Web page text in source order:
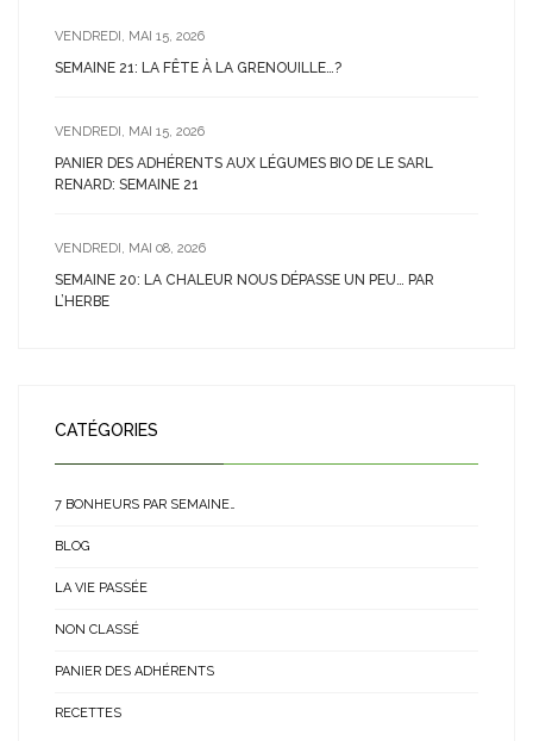
VENDREDI, MAI 15, 2026
SEMAINE 21: LA FÊTE À LA GRENOUILLE…?
VENDREDI, MAI 15, 2026
PANIER DES ADHÉRENTS AUX LÉGUMES BIO DE LE SARL
RENARD: SEMAINE 21
VENDREDI, MAI 08, 2026
SEMAINE 20: LA CHALEUR NOUS DÉPASSE UN PEU… PAR
L’HERBE
CATÉGORIES
7 BONHEURS PAR SEMAINE…
BLOG
LA VIE PASSÉE
NON CLASSÉ
PANIER DES ADHÉRENTS
RECETTES